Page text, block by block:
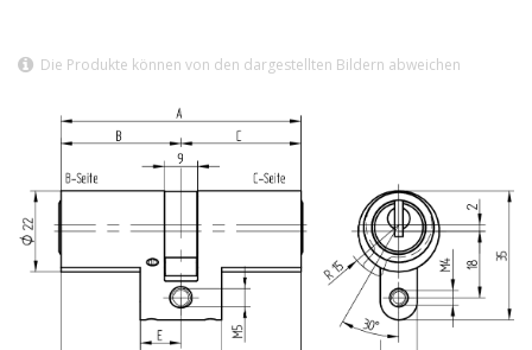
Die Produkte können von den dargestellten Bildern abweichen